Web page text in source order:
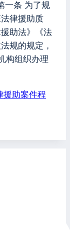
一条 为了规
律援助质
助法》《法
规的规定，
构组织办理
援助案件程